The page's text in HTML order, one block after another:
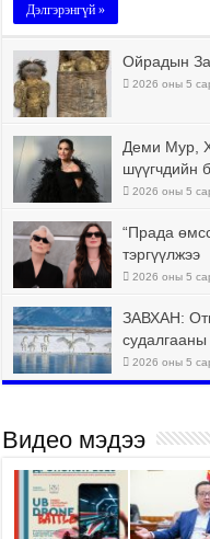
Дэлгэрэнгүй »
Ойрадын
2026 оны 5
Деми Мур,
шүүгчдийн
2026 оны 5
“Прада
тэргүүлжээ
2026 оны 5
ЗАВХАН:
2026 оны 5
Видео мэдээ